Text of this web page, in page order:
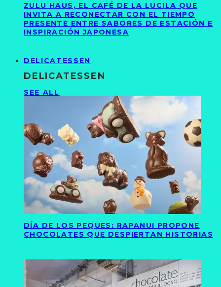
ZULU HAUS, EL CAFÉ DE LA LUCILA QUE
INVITA A RECONECTAR CON EL TIEMPO
PRESENTE ENTRE SABORES DE ESTACIÓN E
INSPIRACIÓN JAPONESA
DELICATESSEN
DELICATESSEN
SEE ALL
DÍA DE LOS PEQUES: RAPANUI PROPONE
CHOCOLATES QUE DESPIERTAN HISTORIAS